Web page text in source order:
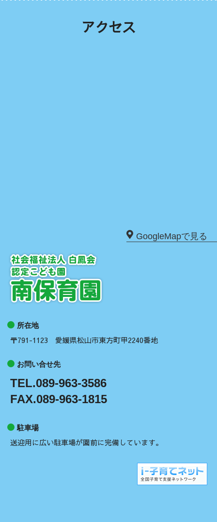
アクセス
GoogleMapで見る
所在地
〒791-1123 愛媛県松山市東方町甲2240番地
お問い合せ先
TEL.089-963-3586
FAX.089-963-1815
駐車場
送迎用に広い駐車場が園前に完備しています。